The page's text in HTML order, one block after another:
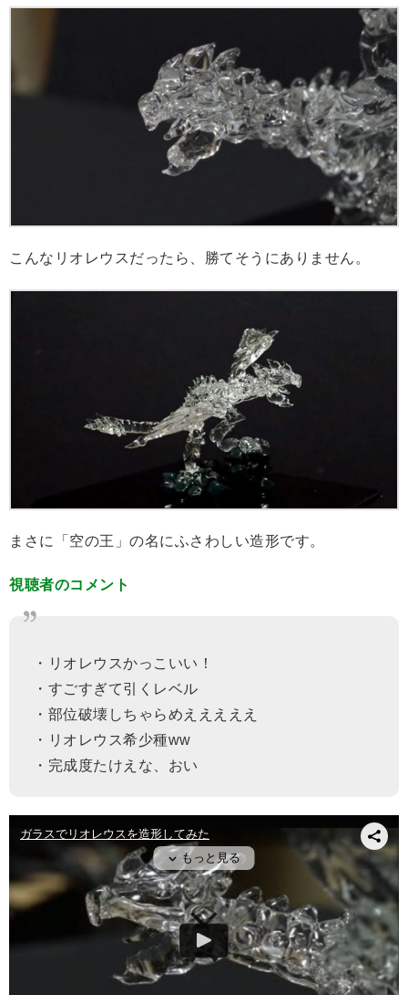
こんなリオレウスだったら、勝てそうにありません。
まさに「空の王」の名にふさわしい造形です。
視聴者のコメント
・リオレウスかっこいい！
・すごすぎて引くレベル
・部位破壊しちゃらめえええええ
・リオレウス希少種ww
・完成度たけえな、おい